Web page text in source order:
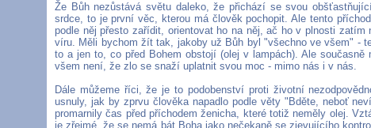
Že Bůh nezůstává světu daleko, že přichází se svou
srdce, to je první věc, kterou má člověk pochopit. Ale tento
podle něj přesto zařídit, orientovat ho na něj, ač ho v plnosti
víru. Měli bychom žít tak, jakoby už Bůh byl "všechno ve všem" -
to a jen to, co před Bohem obstojí (olej v lampách). Ale
všem není, že zlo se snaží uplatnit svou moc - mimo nás i v nás.
Dále můžeme říci, že je to podobenství proti životní
usnuly, jak by zprvu člověka napadlo podle věty "Bděte, neboť
promarnily čas před příchodem ženicha, které totiž neměly olej.
je zřejmé, že se nemá bát Boha jako nečekaně se zjevujícího